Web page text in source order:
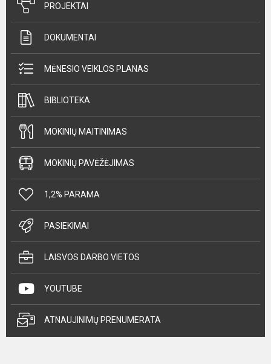
PROJEKTAI
DOKUMENTAI
MĖNESIO VEIKLOS PLANAS
BIBLIOTEKA
MOKINIŲ MAITINIMAS
MOKINIŲ PAVĖŽĖJIMAS
1,2% PARAMA
PASIEKIMAI
LAISVOS DARBO VIETOS
YOUTUBE
ATNAUJINIMŲ PRENUMERATA